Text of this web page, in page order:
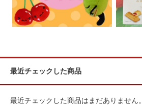
最近チェックした商品
最近チェックした商品はまだありません。